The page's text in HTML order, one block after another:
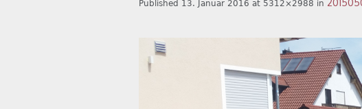
Published 13. Januar 2016 at 5312×2988 in